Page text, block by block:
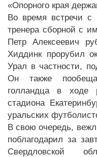
«Опорного края
Во время встречи с
тренера сборной с
Петр Алексеевич
Хиддинк прорубил
Урал в частности,
Он также
голландца в ходе
стадиона
уральских
В свою очередь,
поблагодарил за
Свердловской